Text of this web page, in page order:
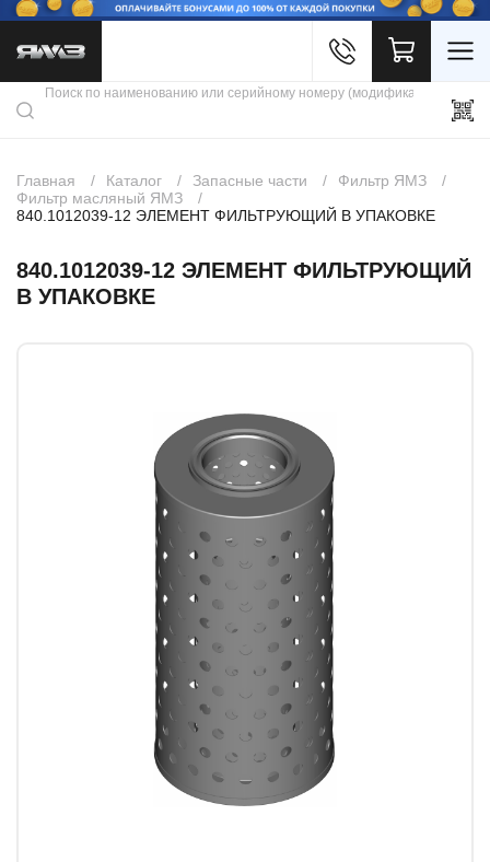
Каталог продукции
Скидки
Контакты
Главная Каталог Запасные части
Фильтр ЯМЗ
Фильтр масляный ЯМЗ
840.1012039-12 ЭЛЕМЕНТ ФИЛЬТРУЮЩИЙ В УПАКОВКЕ
840.1012039-12 ЭЛЕМЕНТ ФИЛЬТРУЮЩИЙ
В УПАКОВКЕ